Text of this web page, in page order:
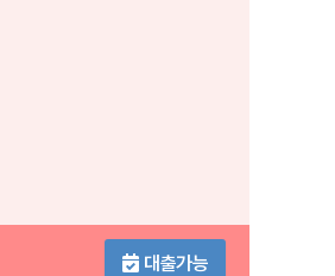
대출가능